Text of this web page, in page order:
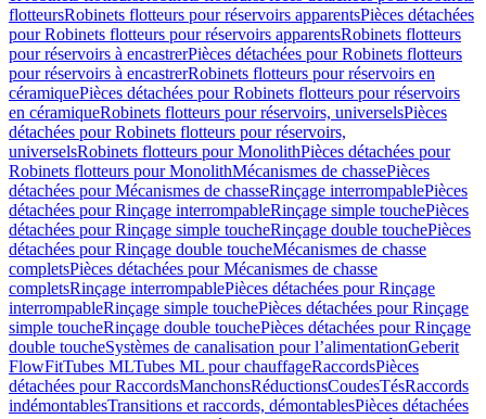
flotteursRobinets flotteurs pour réservoirs apparentsPièces détachées
pour Robinets flotteurs pour réservoirs apparentsRobinets flotteurs
pour réservoirs à encastrerPièces détachées pour Robinets flotteurs
pour réservoirs à encastrerRobinets flotteurs pour réservoirs en
céramiquePièces détachées pour Robinets flotteurs pour réservoirs
en céramiqueRobinets flotteurs pour réservoirs, universelsPièces
détachées pour Robinets flotteurs pour réservoirs,
universelsRobinets flotteurs pour MonolithPièces détachées pour
Robinets flotteurs pour MonolithMécanismes de chassePièces
détachées pour Mécanismes de chasseRinçage interrompablePièces
détachées pour Rinçage interrompableRinçage simple touchePièces
détachées pour Rinçage simple toucheRinçage double touchePièces
détachées pour Rinçage double toucheMécanismes de chasse
completsPièces détachées pour Mécanismes de chasse
completsRinçage interrompablePièces détachées pour Rinçage
interrompableRinçage simple touchePièces détachées pour Rinçage
simple toucheRinçage double touchePièces détachées pour Rinçage
double toucheSystèmes de canalisation pour l’alimentationGeberit
FlowFitTubes MLTubes ML pour chauffageRaccordsPièces
détachées pour RaccordsManchonsRéductionsCoudesTésRaccords
indémontablesTransitions et raccords, démontablesPièces détachées